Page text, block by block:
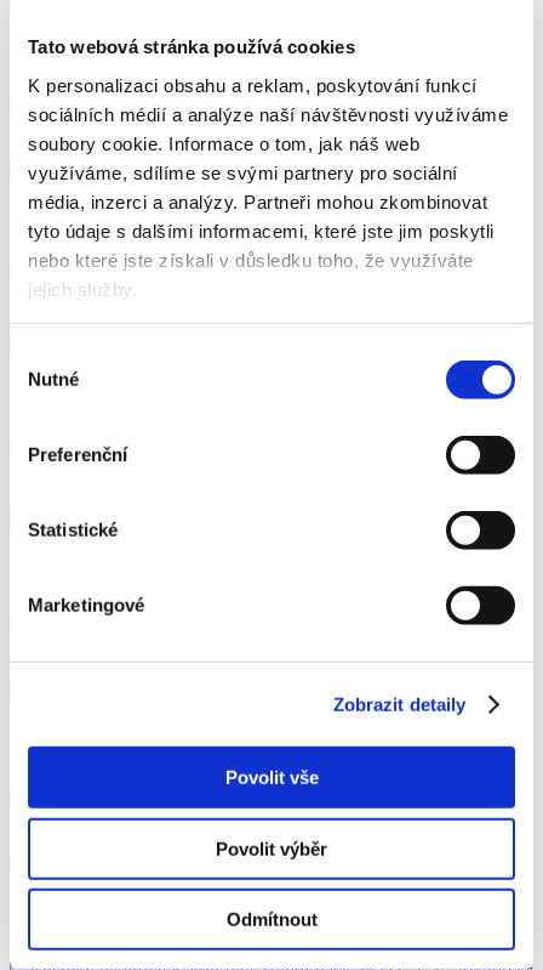
Tato webová stránka používá cookies
K personalizaci obsahu a reklam, poskytování funkcí
sociálních médií a analýze naší návštěvnosti využíváme
soubory cookie. Informace o tom, jak náš web
využíváme, sdílíme se svými partnery pro sociální
média, inzerci a analýzy. Partneři mohou zkombinovat
tyto údaje s dalšími informacemi, které jste jim poskytli
nebo které jste získali v důsledku toho, že využíváte
jejich služby.
souhlasu
Nutné
Preferenční
Statistické
Marketingové
Zobrazit detaily
Povolit vše
Povolit výběr
Odmítnout
Nejprodávanější Skladem
Ručníky papírové Katrin Plus 769191, dvouvrstvé, Z-Z
390 Kč 471,90 Kč vč. DPH
Koupit
Skladem
Ručníky pap. Katrin Classic HandyPack 35298, Z-Z, 20x200 ks
504 Kč 609,84 Kč vč. DPH
Skladem
Ručníky papírové Katrin Systém M2 97425, dvouvrstvé, 6 ks
Koupit
1 150 Kč 1 391,50 Kč vč. DPH
Ručníky pap. Katrin Classic Non Stop M2 61617, 25 x 160 ks
719,95 Kč vč. DPH